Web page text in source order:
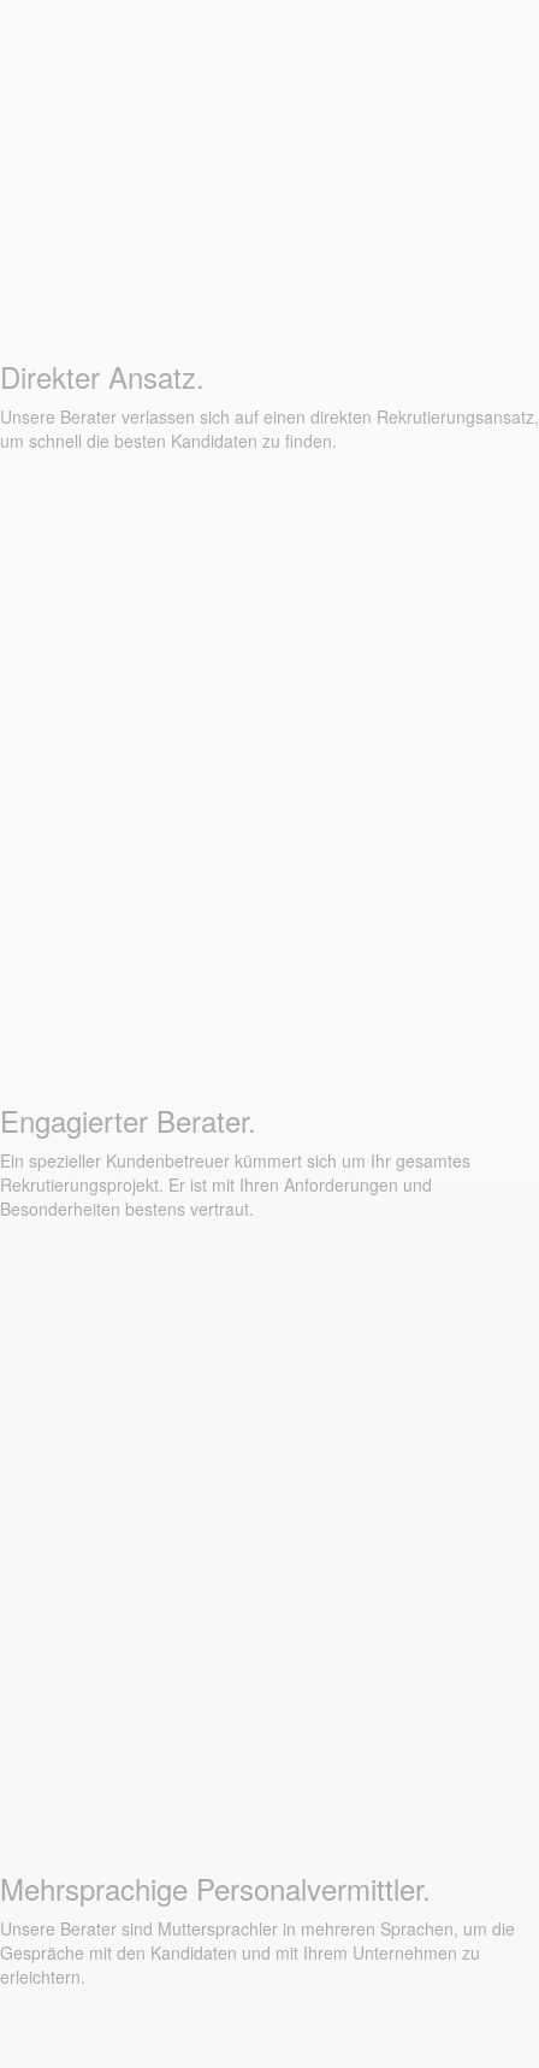
Direkter Ansatz.
Unsere Berater verlassen sich auf einen direkten Rekrutierungsansatz,
um schnell die besten Kandidaten zu finden.
Engagierter Berater.
Ein spezieller Kundenbetreuer kümmert sich um Ihr gesamtes
Rekrutierungsprojekt. Er ist mit Ihren Anforderungen und
Besonderheiten bestens vertraut.
Mehrsprachige Personalvermittler.
Unsere Berater sind Muttersprachler in mehreren Sprachen, um die
Gespräche mit den Kandidaten und mit Ihrem Unternehmen zu
erleichtern.